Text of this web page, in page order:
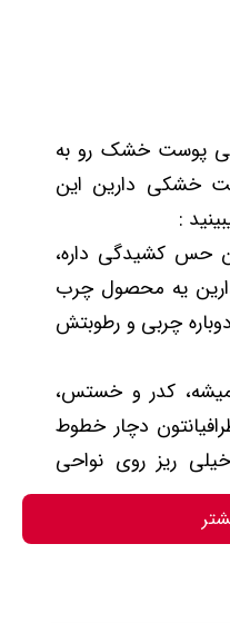
پوست خشک رو به
خشکی دارین این
:
حس کشیدگی داره،
یه محصول چرب
دوباره چربی و رطوبتش
کدر و خستس،
دچار خطوط
ریز روی نواحی
نکنید عمیق تر